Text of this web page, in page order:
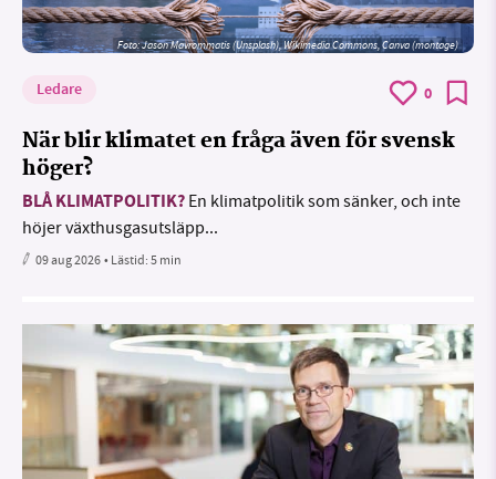
Foto: Jason Mavrommatis (Unsplash), Wikimedia Commons, Canva (montage)
Ledare 0
När blir klimatet en fråga även för svensk
höger?
BLÅ KLIMATPOLITIK? En klimatpolitik som sänker, och inte
höjer växthusgasutsläpp...
09 aug 2026• Lästid:5 min